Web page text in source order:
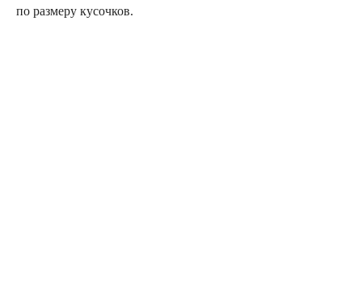
по размеру кусочков.